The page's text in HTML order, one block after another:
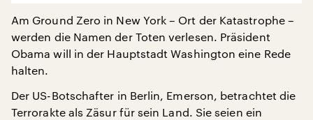
Am Ground Zero in New York – Ort der Katastrophe –
werden die Namen der Toten verlesen. Präsident
Obama will in der Hauptstadt Washington eine Rede
halten.
Der US-Botschafter in Berlin, Emerson, betrachtet die
Terrorakte als Zäsur für sein Land. Sie seien ein